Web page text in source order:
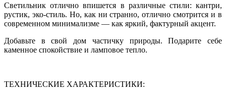
Светильник отлично впишется в различные стили: кантри,
рустик, эко-стиль. Но, как ни странно, отлично смотрится и в
современном минимализме — как яркий, фактурный акцент.
Добавьте в свой дом частичку природы. Подарите себе
каменное спокойствие и ламповое тепло.
ТЕХНИЧЕСКИЕ ХАРАКТЕРИСТИКИ: